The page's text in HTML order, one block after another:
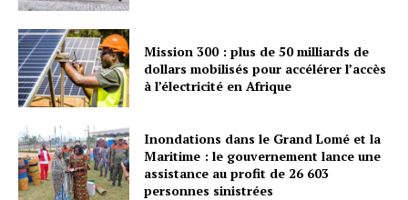
Mission 300 : plus de 50 milliards de
dollars mobilisés pour accélérer l’accès
à l’électricité en Afrique
Inondations dans le Grand Lomé et la
Maritime : le gouvernement lance une
assistance au profit de 26 603
personnes sinistrées